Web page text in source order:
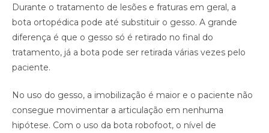
Durante o tratamento de lesões e fraturas em geral, a
bota ortopédica pode até substituir o gesso. A grande
diferença é que o gesso só é retirado no final do
tratamento, já a bota pode ser retirada várias vezes pelo
paciente.
No uso do gesso, a imobilização é maior e o paciente não
consegue movimentar a articulação em nenhuma
hipótese. Com o uso da bota robofoot, o nível de